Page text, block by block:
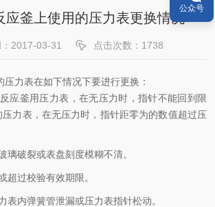
应釜上使用的压力表更换情况
2017-03-31 点击次数：1738
压力表在如下情况下要进行更换：
应釜用压力表，在无压力时，指针不能回到限
压力表，在无压力时，指针距零为的数值超过压
璃破裂或表盘刻度模糊不清。
超过校验有效期限。
表内弹簧管泄漏或压力表指针松动。
公众号